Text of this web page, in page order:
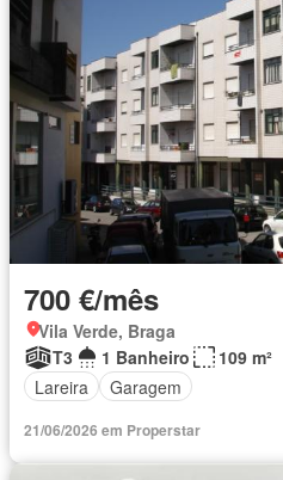
700 €/mês
Vila Verde, Braga
T3
1 Banheiro
109 m²
Lareira
Garagem
21/06/2026 em Properstar